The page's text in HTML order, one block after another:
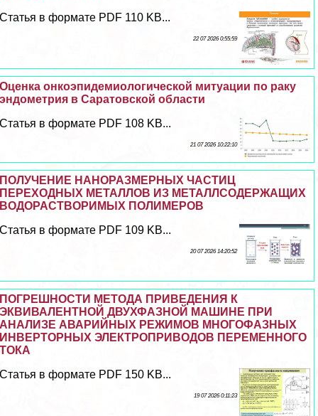
Статья в формате PDF 110 KB...
22 07 2026 0:55:59
Оценка онкоэпидемиологической митуации по paку
эндометрия в Саратовской области
Статья в формате PDF 108 KB...
21 07 2026 10:22:10
ПОЛУЧЕНИЕ НАНОРАЗМЕРНЫХ ЧАСТИЦ
ПЕРЕХОДНЫХ МЕТАЛЛОВ ИЗ МЕТАЛЛСОДЕРЖАЩИХ
ВОДОРАСТВОРИМЫХ ПОЛИМЕРОВ
Статья в формате PDF 109 KB...
20 07 2026 14:20:52
ПОГРЕШНОСТИ МЕТОДА ПРИВЕДЕНИЯ К
ЭКВИВАЛЕНТНОЙ ДВУХФАЗНОЙ МАШИНЕ ПРИ
АНАЛИЗЕ АВАРИЙНЫХ РЕЖИМОВ МНОГОФАЗНЫХ
ИНВЕРТОРНЫХ ЭЛЕКТРОПРИВОДОВ ПЕРЕМЕННОГО
ТОКА
Статья в формате PDF 150 KB...
19 07 2026 0:11:23